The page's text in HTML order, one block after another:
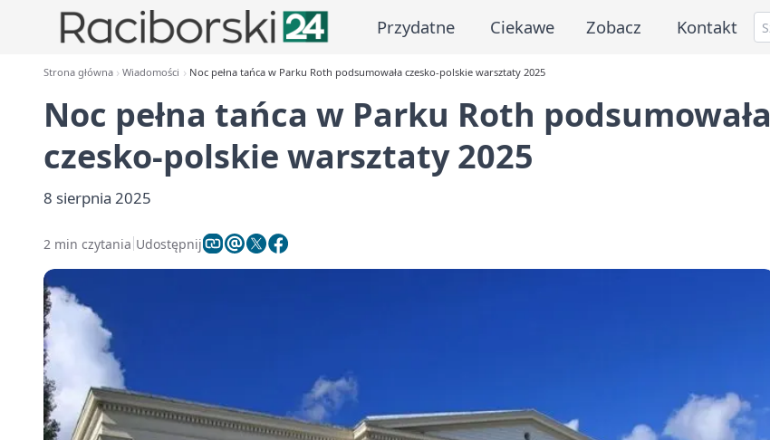
Przydatne Ciekawe Zobacz Kontakt
Strona główna Wiadomości Noc pełna tańca w Parku Roth podsumowała czesko-polskie warsztaty 2025
Noc pełna tańca w Parku Roth podsumowała
czesko-polskie warsztaty 2025
8 sierpnia 2025
2 min czytania Udostępnij